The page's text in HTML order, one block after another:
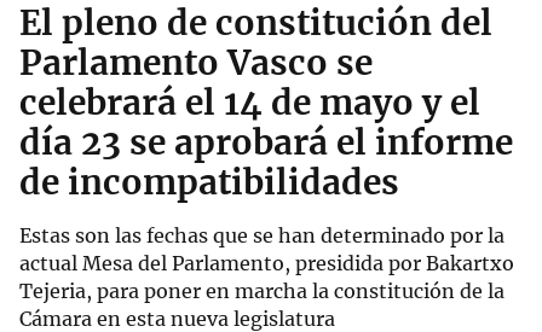
El pleno de constitución del
Parlamento Vasco se
celebrará el 14 de mayo y el
día 23 se aprobará el informe
de incompatibilidades
Estas son las fechas que se han determinado por la
actual Mesa del Parlamento, presidida por Bakartxo
Tejeria, para poner en marcha la constitución de la
Cámara en esta nueva legislatura